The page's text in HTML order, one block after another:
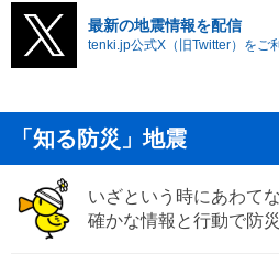
最新の地震情報を配信
tenki.jp公式X（旧Twitter）をご
「知る防災」地震
いざという時にあわて
確かな情報と行動で防